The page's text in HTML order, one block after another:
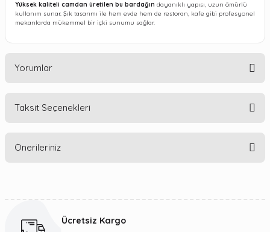
Yüksek kaliteli camdan üretilen bu bardağın dayanıklı yapısı, uzun ömürlü
kullanım sunar. Şık tasarımı ile hem evde hem de restoran, kafe gibi profesyonel
mekanlarda mükemmel bir içki sunumu sağlar.
Yorumlar
Taksit Seçenekleri
Önerileriniz
Görüş ve önerileriniz için teşekkür ederiz.
Ücretsiz Kargo